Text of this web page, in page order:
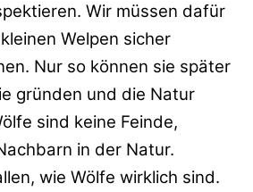
Wir müssen dafür
Welpen sicher
Nur so können sie später
gründen und die Natur
sind keine Feinde,
in der Natur.
wie Wölfe wirklich sind.